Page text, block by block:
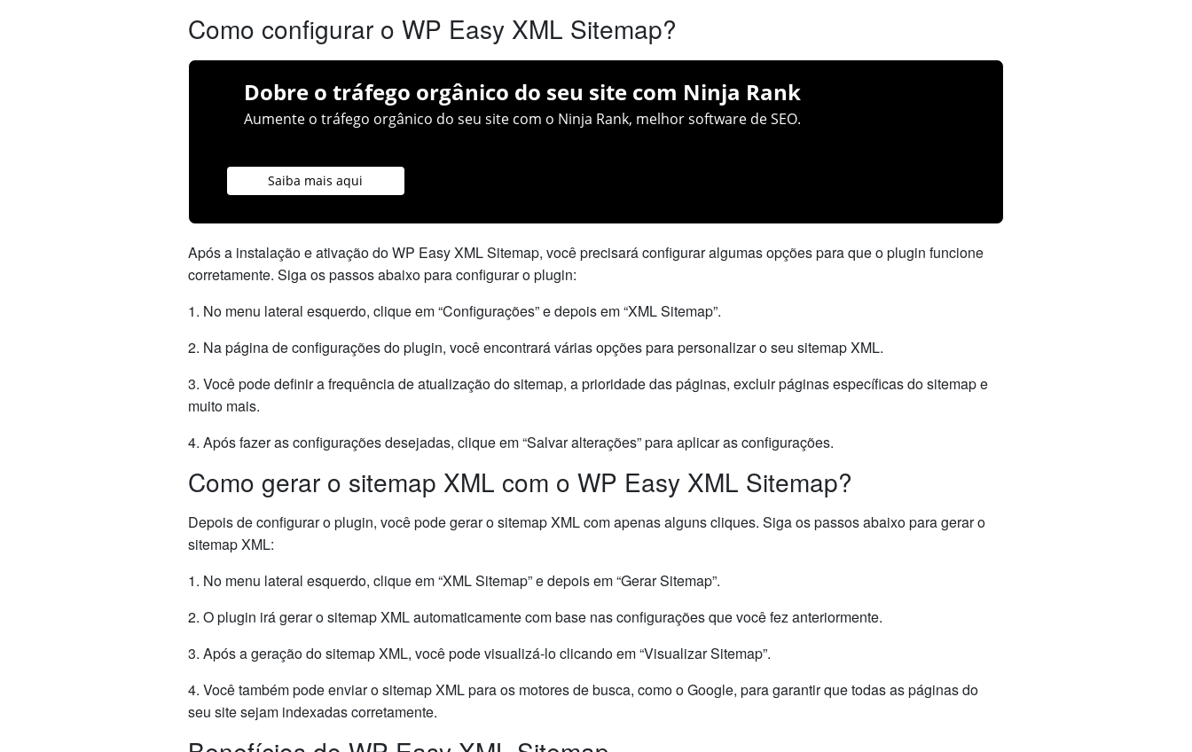
Como configurar o WP Easy XML Sitemap?
Dobre o tráfego orgânico do seu site com Ninja Rank
Aumente o tráfego orgânico do seu site com o Ninja Rank, melhor software de SEO.
Saiba mais aqui
Após a instalação e ativação do WP Easy XML Sitemap, você precisará configurar algumas opções para que o plugin funcione
corretamente. Siga os passos abaixo para configurar o plugin:
1. No menu lateral esquerdo, clique em “Configurações” e depois em “XML Sitemap”.
2. Na página de configurações do plugin, você encontrará várias opções para personalizar o seu sitemap XML.
3. Você pode definir a frequência de atualização do sitemap, a prioridade das páginas, excluir páginas específicas do sitemap e
muito mais.
4. Após fazer as configurações desejadas, clique em “Salvar alterações” para aplicar as configurações.
Como gerar o sitemap XML com o WP Easy XML Sitemap?
Depois de configurar o plugin, você pode gerar o sitemap XML com apenas alguns cliques. Siga os passos abaixo para gerar o
sitemap XML:
1. No menu lateral esquerdo, clique em “XML Sitemap” e depois em “Gerar Sitemap”.
2. O plugin irá gerar o sitemap XML automaticamente com base nas configurações que você fez anteriormente.
3. Após a geração do sitemap XML, você pode visualizá-lo clicando em “Visualizar Sitemap”.
4. Você também pode enviar o sitemap XML para os motores de busca, como o Google, para garantir que todas as páginas do
seu site sejam indexadas corretamente.